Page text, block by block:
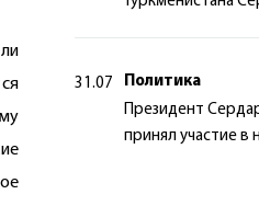
государств
Азербайджанской
31.07
Политика
Президент
принял участие